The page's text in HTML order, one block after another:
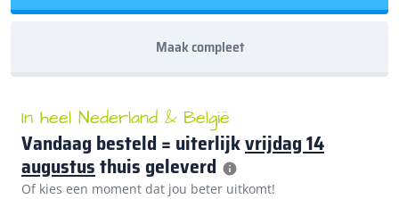
Maak compleet
In heel Nederland & België
Vandaag besteld = uiterlijkvrijdag 14
augustusthuis geleverd
Of kies een moment dat jou beter uitkomt!